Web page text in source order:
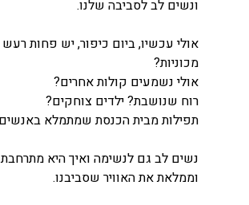
ונשים לב לסביבה שלנו.
אולי עכשיו, ביום כיפור, יש פחות
מכוניות?
אולי נשמעים קולות אחרים?
רוח שנושבת? ילדים צוחקים?
תפילות מבית הכנסת שמתמלא
נשים לב גם לנשימה ואיך היא מתרחבת
וממלאת את האוויר שסביבנו.